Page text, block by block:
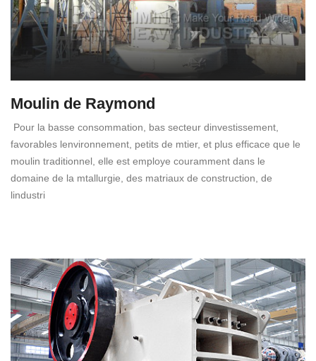
Moulin de Raymond
Pour la basse consommation, bas secteur dinvestissement,
favorables lenvironnement, petits de mtier, et plus efficace que le
moulin traditionnel, elle est employe couramment dans le
domaine de la mtallurgie, des matriaux de construction, de
lindustri